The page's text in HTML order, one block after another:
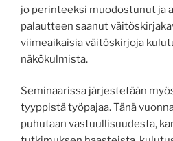
jo perinteeksi muodostunut ja
palautteen saanut
viimeaikaisia väitöskirjoja
näkökulmista.
Seminaarissa järjestetään
tyyppistä työpajaa. Tänä
puhutaan vastuullisuudesta,